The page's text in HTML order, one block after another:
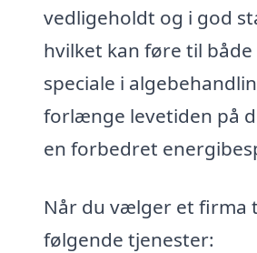
vedligeholdt og i god
hvilket kan føre til
speciale i
forlænge levetiden på
en forbedret
Når du vælger et firma
følgende tjenester: